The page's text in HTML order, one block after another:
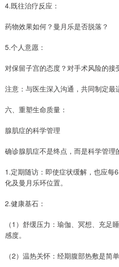
4.既往治疗反应：
药物效果如何？曼月乐是否脱落？
5.个人意愿：
对保留子宫的态度？对手术风险的接
注意：与医生深入沟通，共同制定最
六、重塑生命质量：
腺肌症的科学管理
确诊腺肌症不是终点，而是科学管理
1.定期随访：即使症状缓解，也应每
化及曼月乐环位置。
2.健康基石：
（1）舒缓压力：瑜伽、冥想、充足
感度。
（2）温热关怀：经期腹部热敷是简